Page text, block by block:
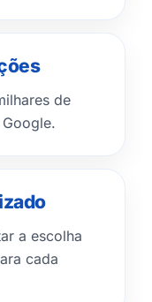
de
a escolha
cada